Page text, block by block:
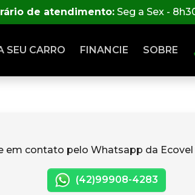
de atendimento: Seg a Sex -
SEU CARRO FINANCIE SOBRE
em contato pelo Whatsapp da Ecovel
(42)99908-4283